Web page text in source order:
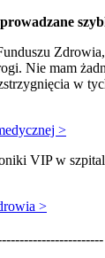
Zdrowia,
Nie mam
w
>
VIP w
>